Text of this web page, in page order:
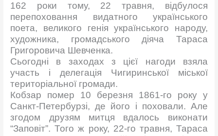
162 роки тому, 22 травня, відбулося
перепоховання видатного українського
поета, великого генія українського народу,
художника, громадського діяча Тараса
Григоровича Шевченка.
Сьогодні в заходах з цієї нагоди взяла
участь і делегація Чигиринської міської
територіальної громади.
Кобзар помер 10 березня 1861-го року у
Санкт-Петербурзі, де його і поховали. Але
згодом друзям митця вдалось виконати
“Заповіт”. Того ж року, 22-го травня, Тараса